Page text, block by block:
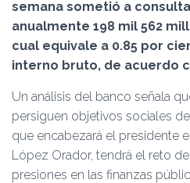
semana sometió a
anualmente 198 mil 562
cual equivale a 0.85 por
interno bruto, de acuerdo
Un análisis del banco señala
persiguen objetivos sociales
que encabezará el presidente
López Orador, tendrá el reto
presiones en las finanzas